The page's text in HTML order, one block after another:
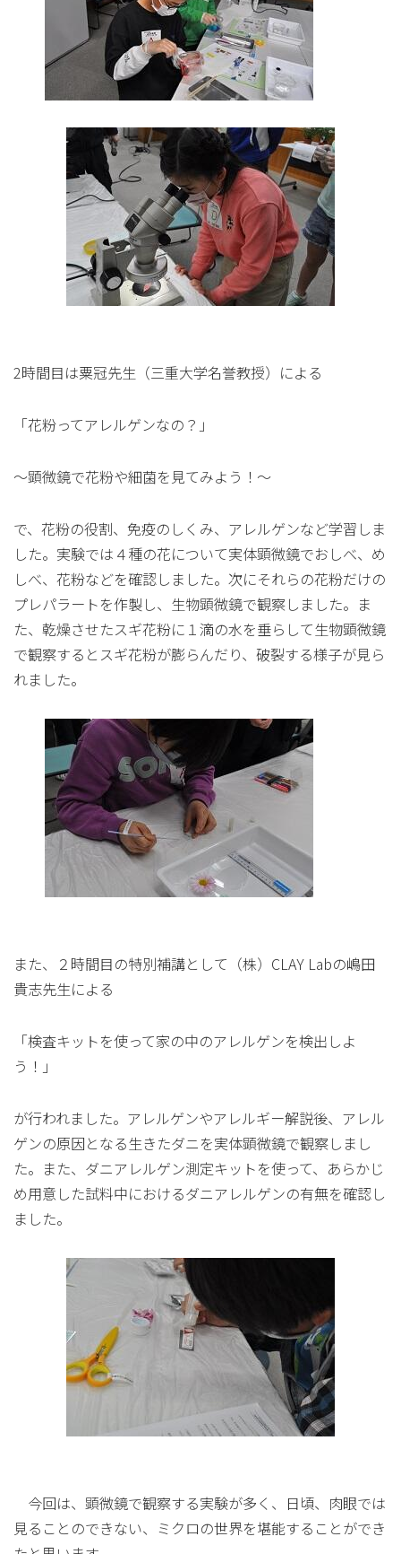
2時間目は粟冠先生（三重大学名誉教授）による
「花粉ってアレルゲンなの？」
〜顕微鏡で花粉や細菌を見てみよう！〜
で、花粉の役割、免疫のしくみ、アレルゲンなど学習しま
した。実験では４種の花について実体顕微鏡でおしべ、め
しべ、花粉などを確認しました。次にそれらの花粉だけの
プレパラートを作製し、生物顕微鏡で観察しました。ま
た、乾燥させたスギ花粉に１滴の水を垂らして生物顕微鏡
で観察するとスギ花粉が膨らんだり、破裂する様子が見ら
れました。
また、２時間目の特別補講として（株）CLAY Labの嶋田
貴志先生による
「検査キットを使って家の中のアレルゲンを検出しよ
う！」
が行われました。アレルゲンやアレルギー解説後、アレル
ゲンの原因となる生きたダニを実体顕微鏡で観察しまし
た。また、ダニアレルゲン測定キットを使って、あらかじ
め用意した試料中におけるダニアレルゲンの有無を確認し
ました。
今回は、顕微鏡で観察する実験が多く、日頃、肉眼では
見ることのできない、ミクロの世界を堪能することができ